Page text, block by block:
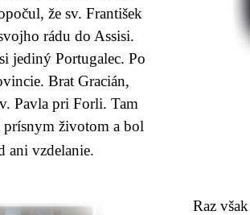
že sv. František
rádu do Assisi.
jediný Portugalec. Po
Brat Gracián,
Pavla pri Forli. Tam
životom a bol
ani vzdelanie.
Raz